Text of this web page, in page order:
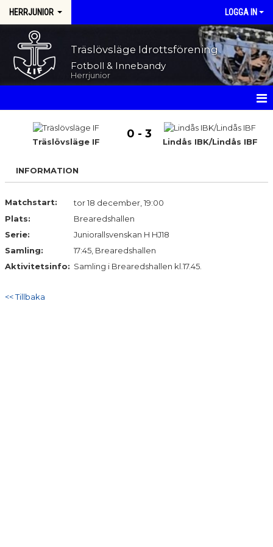
HERRJUNIOR LOGGA IN
Träslövsläge Idrottsförening
Fotboll & Innebandy
Herrjunior
KALENDER
MATCHER
BILDGALLERI
Träslövsläge IF
0 - 3
Lindås IBK/Lindås IBF
INFORMATION
Matchstart:
tor 18 december, 19:00
Plats:
Brearedshallen
Serie:
Juniorallsvenskan H HJ18
Samling:
17:45, Brearedshallen
Aktivitetsinfo: Samling i Brearedshallen kl.17.45.
<< Tillbaka